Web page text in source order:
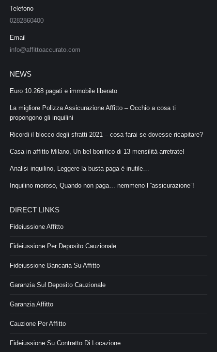
Telefono
0282860400
Email
info@affittoaccurato.com
NEWS
Euro 10.268 pagati e immobile liberato
La migliore Polizza Assicurazione Affitto – Occhio a cosa ti
propongono gli inquilini
Ricordi il blocco degli sfratti 2021 – cosa farai se dovesse ricapitare?
Casa in affitto Milano, Un bel bonifico di 13 mensilità arretrate!
Analisi inquilino, Leggere la busta paga è inutile…
Inquilino moroso, Quando non paga… nemmeno l’”assicurazione”!
DIRECT LINKS
Fideiussione Affitto
Fideiussione Per Deposito Cauzionale
Fideiussione Bancaria Su Affitto
Garanzia Sul Deposito Cauzionale
Garanzia Affitto
Cauzione Per Affitto
Fideiussione Su Contratto Di Locazione